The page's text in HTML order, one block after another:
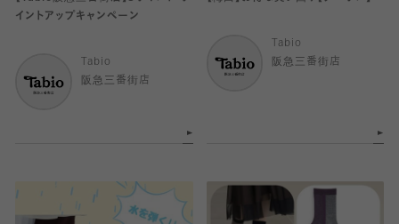
イントアップキャンペーン
Tabio
阪急三番街店
Tabio
阪急三番街店